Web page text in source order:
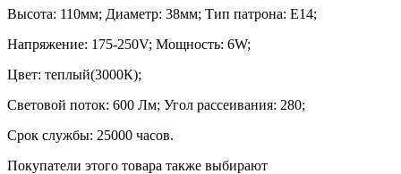
Высота: 110мм; Диаметр: 38мм; Тип патрона: E14;
Напряжение: 175-250V; Мощность: 6W;
Цвет: теплый(3000К);
Световой поток: 600 Лм; Угол рассеивания: 280;
Срок службы: 25000 часов.
Покупатели этого товара также выбирают